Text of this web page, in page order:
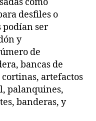
desfiles o
podían ser
y
de
bancas de
artefactos
palanquines,
banderas, y